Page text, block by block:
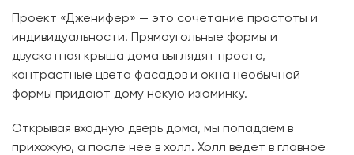
Проект «Дженифер» — это сочетание простоты и
индивидуальности. Прямоугольные формы и
двускатная крыша дома выглядят просто,
контрастные цвета фасадов и окна необычной
формы придают дому некую изюминку.
Открывая входную дверь дома, мы попадаем в
прихожую, а после нее в холл. Холл ведет в главное